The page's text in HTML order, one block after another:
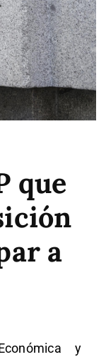
que
a
y